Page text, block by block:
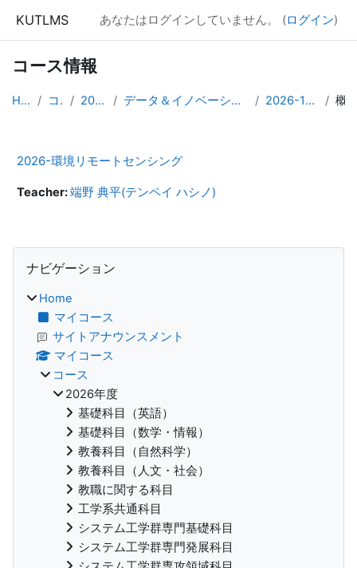
KUTLMS あなたはログインしていません。 (ログイン)
コース情報
Home コース 2026年度 データ＆イノベーション学群専攻領域科目 2026-1247009701
2026-環境リモートセンシング
Teacher:端野 典平(テンペイ ハシノ)
ブロック
ナビゲーション
Home
マイコース
サイトアナウンスメント
マイコース
コース
2026年度
基礎科目（英語）
基礎科目（数学・情報）
教養科目（自然科学）
教養科目（人文・社会）
教職に関する科目
工学系共通科目
システム工学群専門基礎科目
システム工学群専門発展科目